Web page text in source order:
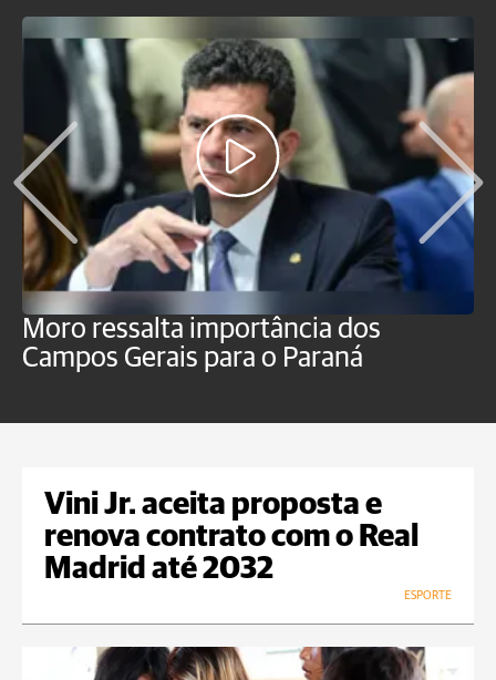
Moro ressalta importância dos
Campos Gerais para o Paraná
Vini Jr. aceita proposta e
renova contrato com o Real
Madrid até 2032
ESPORTE